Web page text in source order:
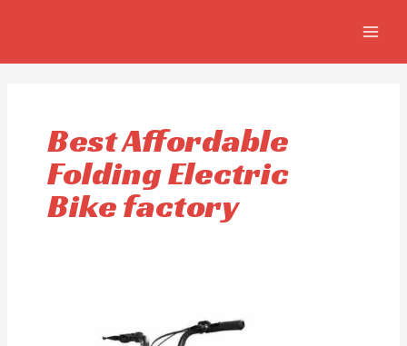
Best Affordable
Folding Electric
Bike factory